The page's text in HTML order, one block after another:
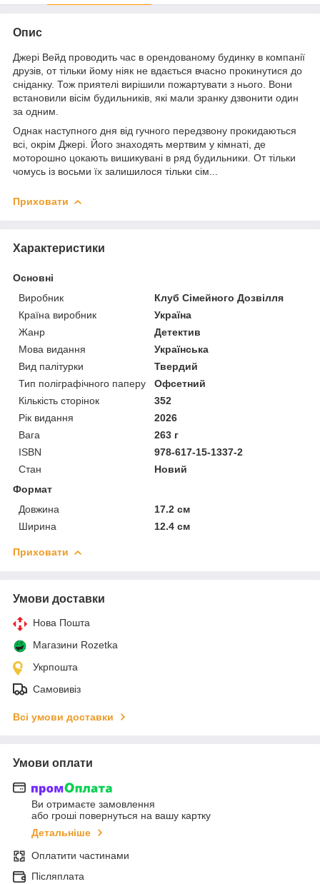
Опис
Джері Вейд проводить час в орендованому будинку в компанії
друзів, от тільки йому ніяк не вдається вчасно прокинутися до
сніданку. Тож приятелі вирішили пожартувати з нього. Вони
встановили вісім будильників, які мали зранку дзвонити один
за одним.
Однак наступного дня від гучного передзвону прокидаються
всі, окрім Джері. Його знаходять мертвим у кімнаті, де
моторошно цокають вишикувані в ряд будильники. От тільки
чомусь із восьми їх залишилося тільки сім...
Приховати
Характеристики
Основні
Виробник
Клуб Сімейного Дозвілля
Країна виробник
Україна
Жанр
Детектив
Мова видання
Українська
Вид палітурки
Твердий
Тип поліграфічного паперу
Офсетний
Кількість сторінок
352
Рік видання
2026
Вага
263 г
ISBN
978-617-15-1337-2
Стан
Новий
Формат
Довжина
17.2 см
Ширина
12.4 см
Приховати
Умови доставки
Нова Пошта
Магазини Rozetka
Укрпошта
Самовивіз
Всі умови доставки
Умови оплати
Ви отримаєте замовлення
або гроші повернуться на вашу картку
Детальніше
Оплатити частинами
Післяплата